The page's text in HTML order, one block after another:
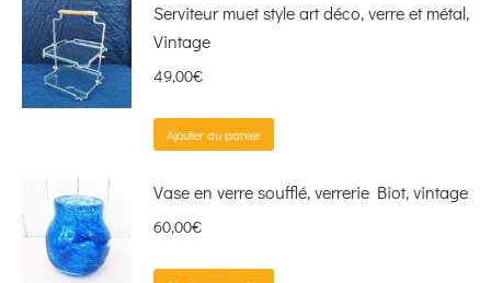
Serviteur muet style art déco, verre et métal,
Vintage
49,00€
Ajouter au panier
Vase en verre soufflé, verrerie Biot, vintage
60,00€